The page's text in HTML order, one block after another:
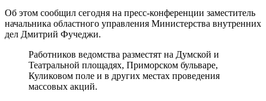
Об этом сообщил сегодня на пресс-конференции заместитель
начальника областного управления Министерства внутренних
дел Дмитрий Фучеджи.
Работников ведомства разместят на Думской и
Театральной площадях, Приморском бульваре,
Куликовом поле и в других местах проведения
массовых акций.